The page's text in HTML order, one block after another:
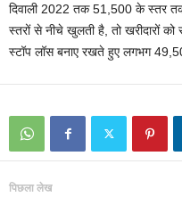
दिवाली 2022 तक 51,500 के स्तर तक
स्तरों से नीचे खुलती है, तो खरीदारों
स्टॉप लॉस बनाए रखते हुए लगभग
पिछला लेख